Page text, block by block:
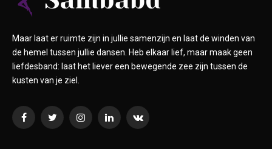
Maar laat er ruimte zijn in jullie samenzijn en laat de winden van
de hemel tussen jullie dansen. Heb elkaar lief, maar maak geen
liefdesband: laat het liever een bewegende zee zijn tussen de
kusten van je ziel.
FacebookTwitterInstagramLinkedInVKontakte